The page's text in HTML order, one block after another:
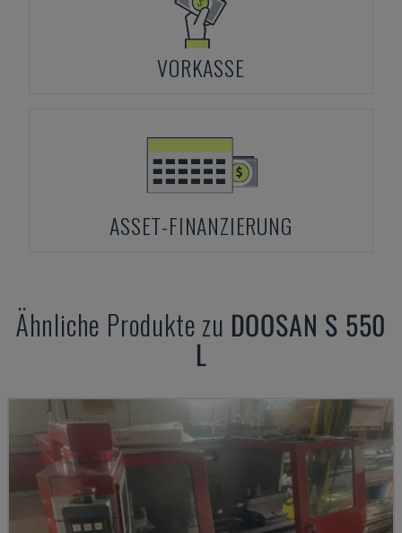
VORKASSE
ASSET-FINANZIERUNG
Ähnliche Produkte zu DOOSAN S 550
L